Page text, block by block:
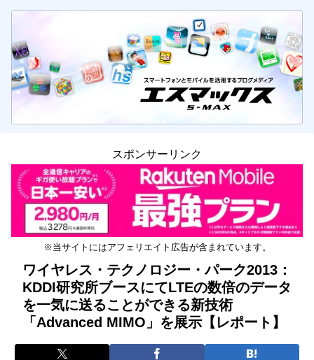
スポンサーリンク
※当サイトにはアフェリエイト広告が含まれています。
ワイヤレス・テクノロジー・パーク2013：
KDDI研究所ブースにてLTEの数倍のデータ
を一気に送ることができる新技術
「Advanced MIMO」を展示【レポート】